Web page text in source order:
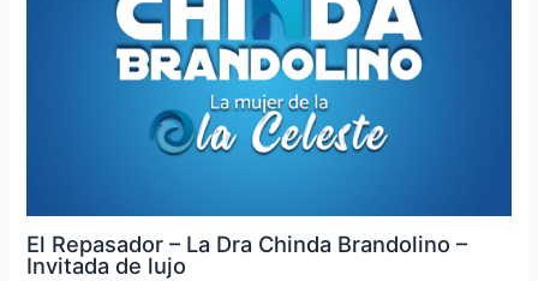
El Repasador – La Dra Chinda Brandolino –
Invitada de lujo